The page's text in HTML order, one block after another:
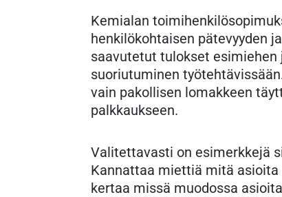
Kemialan
henkilökohtaisen pätevyyden
saavutetut tulokset esimiehen
suoriutuminen
vain pakollisen lomakkeen
palkkaukseen.
Valitettavasti on esimerkkejä
Kannattaa miettiä mitä
kertaa missä muodossa